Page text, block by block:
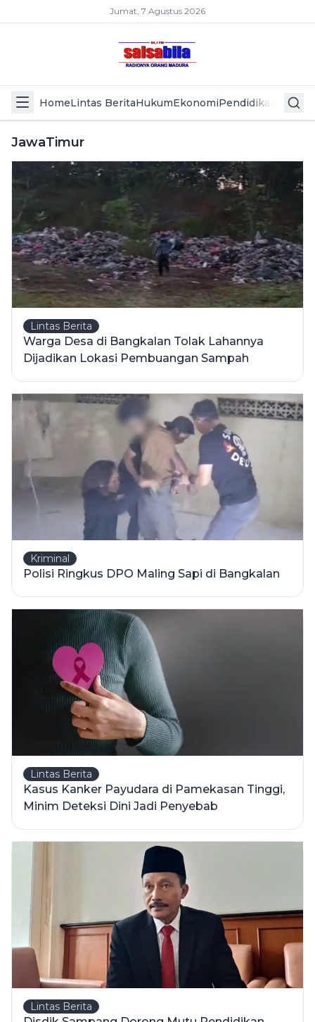
Jumat, 7 Agustus 2026
HomeLintas BeritaHukumEkonomiPendidikan Politik
JawaTimur
Lintas Berita
Warga Desa di Bangkalan Tolak Lahannya
Dijadikan Lokasi Pembuangan Sampah
Kriminal
Polisi Ringkus DPO Maling Sapi di Bangkalan
Lintas Berita
Kasus Kanker Payudara di Pamekasan Tinggi,
Minim Deteksi Dini Jadi Penyebab
Lintas Berita